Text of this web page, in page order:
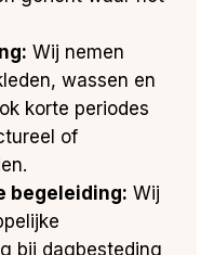
Wij nemen
wassen en
korte periodes
of
begeleiding: Wij
bij dagbesteding